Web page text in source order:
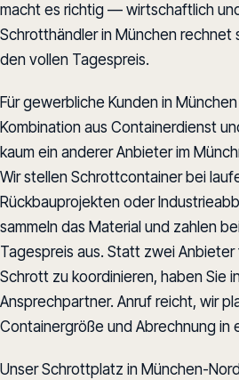
macht es richtig — wirtschaftlich
Schrotthändler in München rechnet
den vollen Tagespreis.
Für gewerbliche Kunden in
Kombination aus Containerdienst
kaum ein anderer Anbieter im
Wir stellen Schrottcontainer bei
Rückbauprojekten oder
sammeln das Material und zahlen
Tagespreis aus. Statt zwei
Schrott zu koordinieren, haben Sie
Ansprechpartner. Anruf reicht, wir
Containergröße und Abrechnung in
Unser Schrottplatz in München-